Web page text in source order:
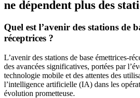
ne dépendent plus des
Quel est l’avenir des stations de
réceptrices ?
L’avenir des stations de base émettrices-
des avancées significatives, portées par
technologie mobile et des attentes des
l’intelligence artificielle (IA) dans les
évolution prometteuse.